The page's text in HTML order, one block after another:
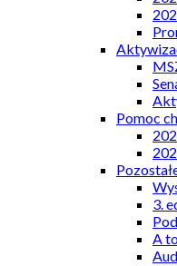
Pomoc
3.
A